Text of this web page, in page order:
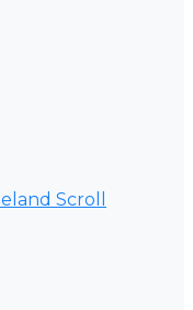
Scroll